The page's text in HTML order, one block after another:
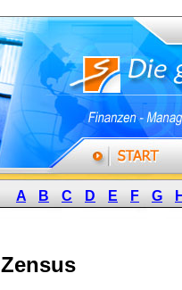
A B C D E F G
Zensus